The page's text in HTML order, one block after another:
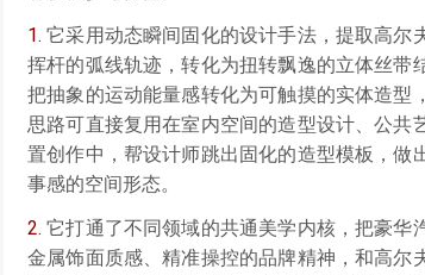
1. 它采用动态瞬间固化的设计手法，提取高尔
挥杆的弧线轨迹，转化为扭转飘逸的立体丝带
把抽象的运动能量感转化为可触摸的实体造型
思路可直接复用在室内空间的造型设计、公共
置创作中，帮设计师跳出固化的造型模板，做
事感的空间形态。
2. 它打通了不同领域的共通美学内核，把豪华
金属饰面质感、精准操控的品牌精神，和高尔